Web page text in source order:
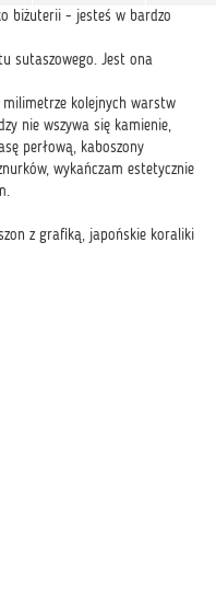
biżuterii - jesteś w bardzo
sutaszowego. Jest ona
kolejnych warstw
nie wszywa się kamienie,
perłową, kaboszony
wykańczam estetycznie
z grafiką, japońskie koraliki